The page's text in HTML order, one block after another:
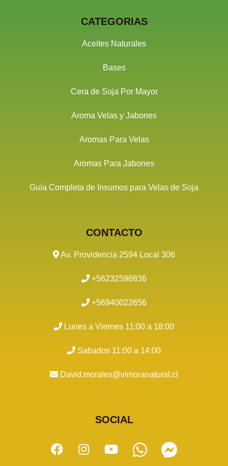
CATEGORIAS
Aceites Naturales
Bases
Cera de Soja Por Mayor
Aroma Velas y Jabones
Aromas Para Velas
Aromas Para Jabones
Guía Completa de Insumos para Velas de Soja
CONTACTO
Av. Providencia 2594 Local 306
+56232596836
+56940022656
Lunes a Viernes 11:00 a 18:00
Sabados 11:00 a 14:00
David.morales@vimoranatural.cl
SOCIAL